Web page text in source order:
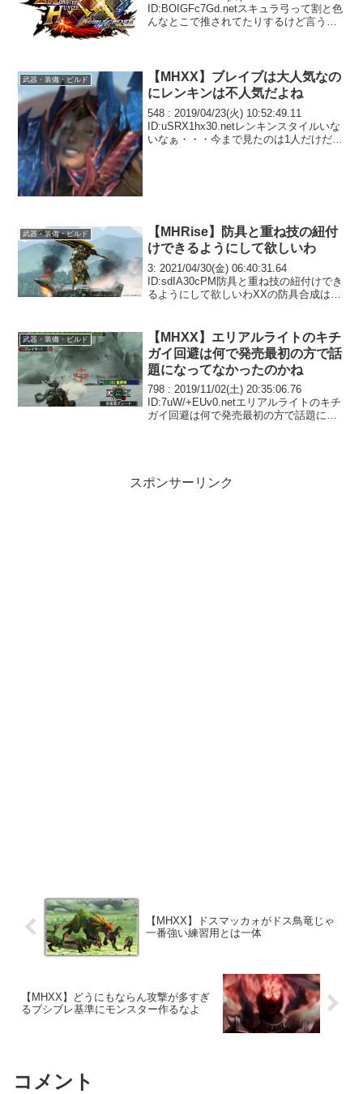
ID:BOIGFc7Gd.netスキュラ弓って割と色
んなとこで推されてたりするけど言うほ
武器・装備・ビルド
【MHXX】ブレイブは大人気なの
にレンキンは不人気だよね
548 : 2019/04/23(火) 10:52:49.11
ID:uSRX1hx30.netレンキンスタイルいな
いなぁ・・・今まで見たのは1人だけだ赤
武器・装備・ビルド
【MHRise】防具と重ね技の紐付
けできるようにして欲しいわ
3: 2021/04/30(金) 06:40:31.64
ID:sdIA30cPM防具と重ね技の紐付けでき
るようにして欲しいわXXの防具合成は作
ったマイセットでいちいち...
武器・装備・ビルド
【MHXX】エリアルライトのキチ
ガイ回避は何で発売最初の方で話
題になってなかったのかね
798 : 2019/11/02(土) 20:35:06.76
ID:7uW/+EUv0.netエリアルライトのキチ
ガイ回避は何で発売最初の方で話題にな
スポンサーリンク
【MHXX】ドスマッカォがドス鳥竜じゃ
一番強い練習用とは一体
【MHXX】どうにもならん攻撃が多すぎ
るブシブレ基準にモンスター作るなよ
コメント